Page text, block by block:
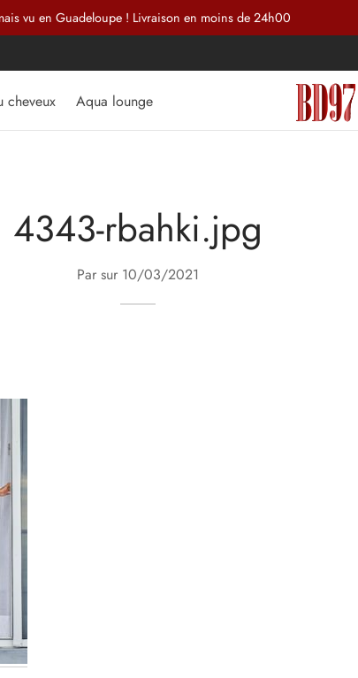
vu en Guadeloupe ! Livraison en moins de 24h00
cheveux Aqua lounge
4343-rbahki.jpg
Par sur 10/03/2021